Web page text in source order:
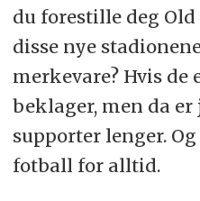
du forestille deg
disse nye
merkevare? Hvis de
beklager, men da
supporter lenger.
fotball for alltid.